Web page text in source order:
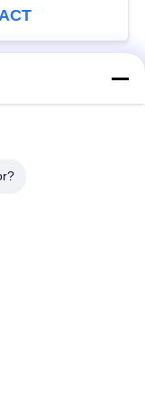
une capacité